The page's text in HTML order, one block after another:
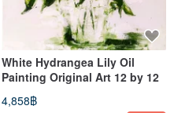
White Hydrangea Lily Oil
Painting Original Art 12 by 12
4,858฿